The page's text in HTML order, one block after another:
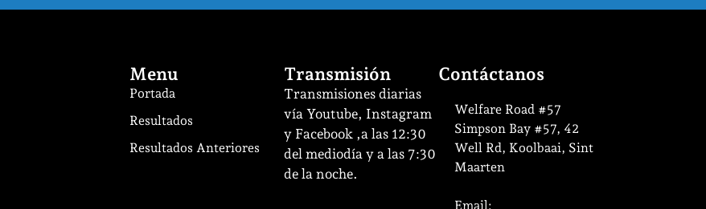
Menu
Portada
Resultados
Resultados Anteriores
Transmisión
Transmisiones diarias
vía Youtube, Instagram
y Facebook ,a las 12:30
del mediodía y a las 7:30
de la noche.
Contáctanos
Welfare Road #57
Simpson Bay #57, 42
Well Rd, Koolbaai, Sint
Maarten
Email: